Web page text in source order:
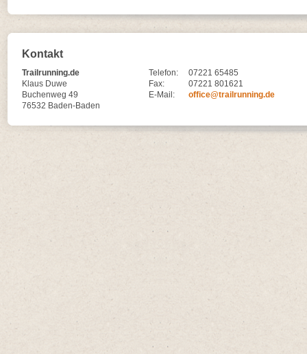
Kontakt
Trailrunning.de
Klaus Duwe
Buchenweg 49
76532 Baden-Baden
Telefon:
07221 65485
Fax:
07221 801621
E-Mail:
office@trailrunning.de